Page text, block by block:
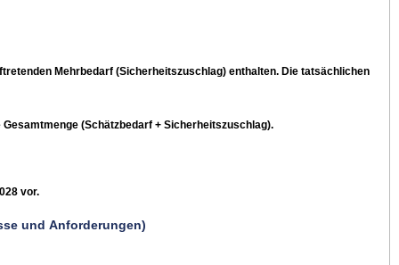
Mehrbedarf (Sicherheitszuschlag) enthalten. Die tatsächlichen
(Schätzbedarf + Sicherheitszuschlag).
vor.
und Anforderungen)